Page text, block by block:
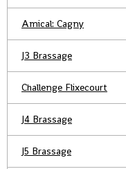
Amical: Cagny
J3 Brassage
Challenge Flixecourt
J4 Brassage
J5 Brassage